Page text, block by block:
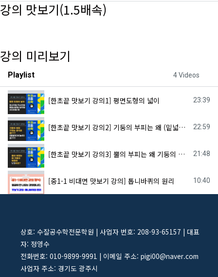
강의 맛보기(1.5배속)
강의 미리보기
Playlist 4 Videos
[한초끝 맛보기 강의1] 평면도형의 넓이 23:39
[한초끝 맛보기 강의2] 기둥의 부피는 왜 (밑넓이)X(높이)죠? 22:59
[한초끝 맛보기 강의3] 뿔의 부피는 왜 기둥의 부피의 1/3이죠? 21:48
[중1-1 비대면 맛보기 강의] 톱니바퀴의 원리 10:40
상호: 수잘공수학전문학원 | 사업자 번호: 208-93-65157 | 대표
자: 정영수
전화번호: 010-9899-9991 | 이메일 주소: pigi00@naver.com
사업자 주소: 경기도 광주시